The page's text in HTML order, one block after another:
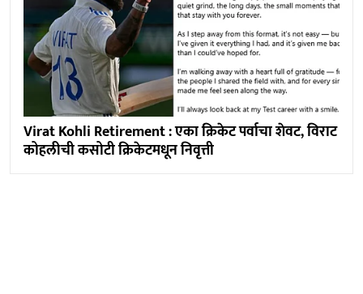
Virat Kohli Retirement : एका क्रिकेट पर्वाचा शेवट, विराट
कोहलीची कसोटी क्रिकेटमधून निवृत्ती